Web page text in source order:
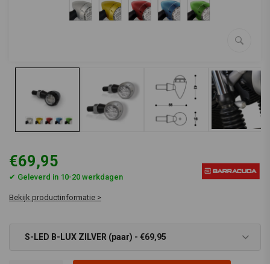
€69,95
✔ Geleverd in 10-20 werkdagen
Bekijk productinformatie >
S-LED B-LUX ZILVER (paar) - €69,95